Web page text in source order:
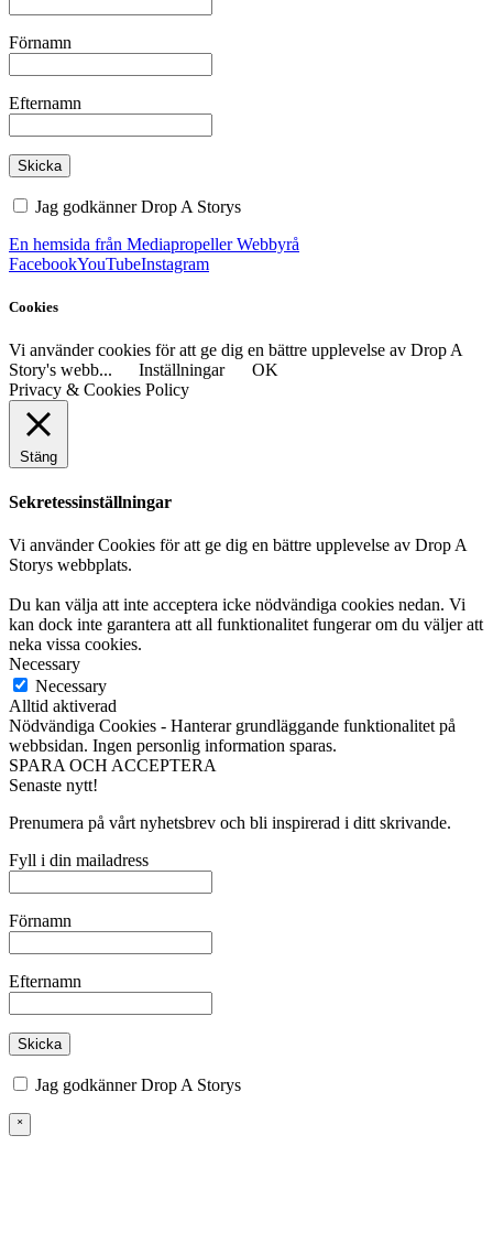
Förnamn
Efternamn
Jag godkänner Drop A Storys
En hemsida från Mediapropeller Webbyrå
FacebookYouTubeInstagram
Cookies
Vi använder cookies för att ge dig en bättre upplevelse av Drop A
Story's webb...
Inställningar
OK
Privacy & Cookies Policy
Stäng
Sekretessinställningar
Vi använder Cookies för att ge dig en bättre upplevelse av Drop A
Storys webbplats.
Du kan välja att inte acceptera icke nödvändiga cookies nedan. Vi
kan dock inte garantera att all funktionalitet fungerar om du väljer att
neka vissa cookies.
Necessary
Necessary
Alltid aktiverad
Nödvändiga Cookies - Hanterar grundläggande funktionalitet på
webbsidan. Ingen personlig information sparas.
SPARA OCH ACCEPTERA
Senaste nytt!
Prenumera på vårt nyhetsbrev och bli inspirerad i ditt skrivande.
Fyll i din mailadress
Förnamn
Efternamn
Jag godkänner Drop A Storys
˟